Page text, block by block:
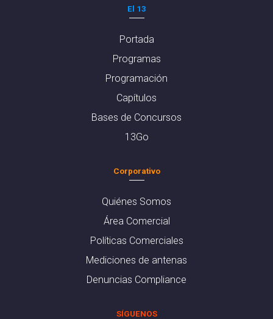
El 13
Portada
Programas
Programación
Capítulos
Bases de Concursos
13Go
Corporativo
Quiénes Somos
Área Comercial
Políticas Comerciales
Mediciones de antenas
Denuncias Compliance
SÍGUENOS